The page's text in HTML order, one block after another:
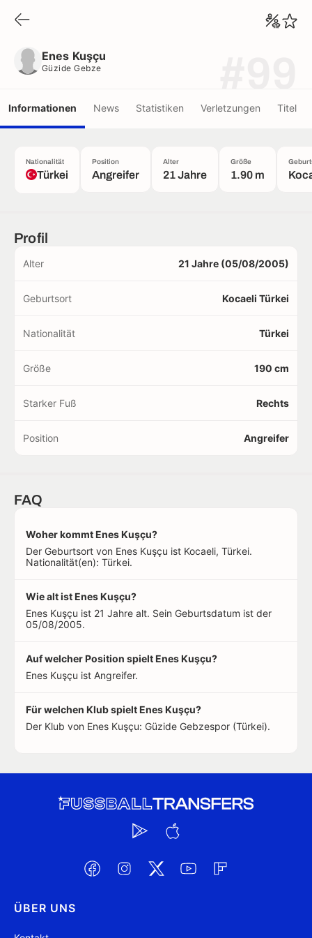
Enes Kuşçu
Güzide Gebze
Informationen News Statistiken Verletzungen Titel
Nationalität
Türkei
Position
Angreifer
Alter
21 Jahre
Größe
1.90 m
Profil
Alter 21 Jahre (05/08/2005)
Geburtsort Kocaeli Türkei
Nationalität Türkei
Größe 190 cm
Starker Fuß Rechts
Position Angreifer
FAQ
Woher kommt Enes Kuşçu?
Der Geburtsort von Enes Kuşçu ist Kocaeli, Türkei.
Nationalität(en): Türkei.
Wie alt ist Enes Kuşçu?
Enes Kuşçu ist 21 Jahre alt. Sein Geburtsdatum ist der
05/08/2005.
Auf welcher Position spielt Enes Kuşçu?
Enes Kuşçu ist Angreifer.
Für welchen Klub spielt Enes Kuşçu?
Der Klub von Enes Kuşçu: Güzide Gebzespor (Türkei).
ÜBER UNS